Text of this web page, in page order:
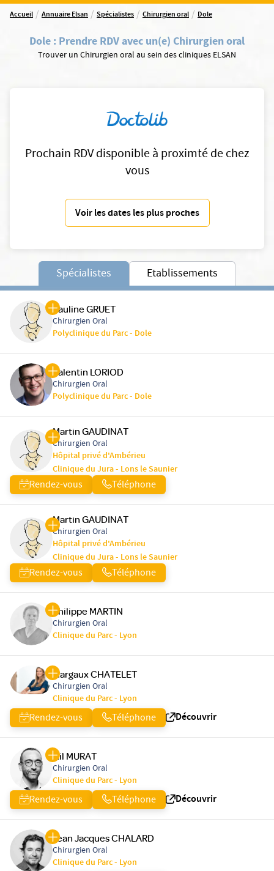
Accueil / Annuaire Elsan / Spécialistes / Chirurgien oral / Dole
Dole : Prendre RDV avec un(e) Chirurgien oral
Trouver un Chirurgien oral au sein des cliniques ELSAN
Prochain RDV disponible à proximté de chez
vous
Voir les dates les plus proches
Spécialistes Etablissements
Pauline GRUET
Chirurgien Oral
Polyclinique du Parc - Dole
Valentin LORIOD
Chirurgien Oral
Polyclinique du Parc - Dole
Martin GAUDINAT
Chirurgien Oral
Hôpital privé d'Ambérieu
Clinique du Jura - Lons le Saunier
Rendez-vous Téléphone
Martin GAUDINAT
Chirurgien Oral
Hôpital privé d'Ambérieu
Clinique du Jura - Lons le Saunier
Rendez-vous Téléphone
Philippe MARTIN
Chirurgien Oral
Clinique du Parc - Lyon
Margaux CHATELET
Chirurgien Oral
Clinique du Parc - Lyon
Rendez-vous Téléphone Découvrir
Gil MURAT
Chirurgien Oral
Clinique du Parc - Lyon
Rendez-vous Téléphone Découvrir
Jean Jacques CHALARD
Chirurgien Oral
Clinique du Parc - Lyon